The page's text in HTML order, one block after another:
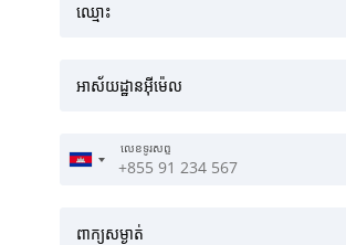
ឈ្មោះ
អាស័យ​ដ្ឋាន​អ៊ី​ម៉េ​ល
លេខទូរសព្ទ
ពាក្យសម្ងាត់